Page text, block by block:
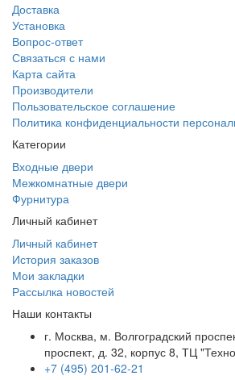
Доставка
Установка
Вопрос-ответ
Связаться с нами
Карта сайта
Производители
Пользовательское соглашение
Политика конфиденциальности
Категории
Входные двери
Межкомнатные двери
Фурнитура
Личный кабинет
Личный кабинет
История заказов
Мои закладки
Рассылка новостей
Наши контакты
г. Москва, м. Волгоградский
проспект, д. 32, корпус 8, ТЦ
+7 (495) 201-62-21